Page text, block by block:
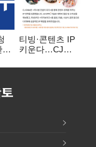
티빙·콘텐츠 IP
키운다…CJ
글로벌 확장 가속